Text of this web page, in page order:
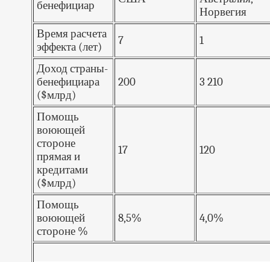
бенефициар
Норвегия
Время расчета
эффекта (лет)
7 1
Доход страны-
бенефициара
($млрд)
200 3 210
Помощь
воюющей
стороне
прямая и
кредитами
($млрд)
17 120
Помощь
воюющей
стороне %
8,5% 4,0%